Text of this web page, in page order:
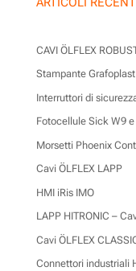
CAVI ÖLFLEX
Stampante Grafoplast
Interruttori di
Fotocellule Sick W9
Morsetti Phoenix
Cavi ÖLFLEX LAPP
HMI iRis IMO
LAPP HITRONIC –
Cavi ÖLFLEX
Connettori industriali